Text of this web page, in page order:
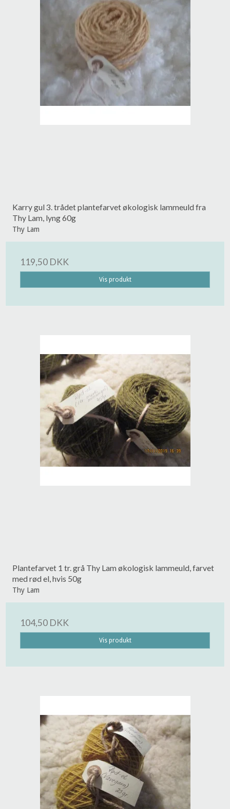
Karry gul 3. trådet plantefarvet økologisk lammeuld fra
Thy Lam, lyng 60g
Thy Lam
119,50 DKK
Vis produkt
Plantefarvet 1 tr. grå Thy Lam økologisk lammeuld, farvet
med rød el, hvis 50g
Thy Lam
104,50 DKK
Vis produkt